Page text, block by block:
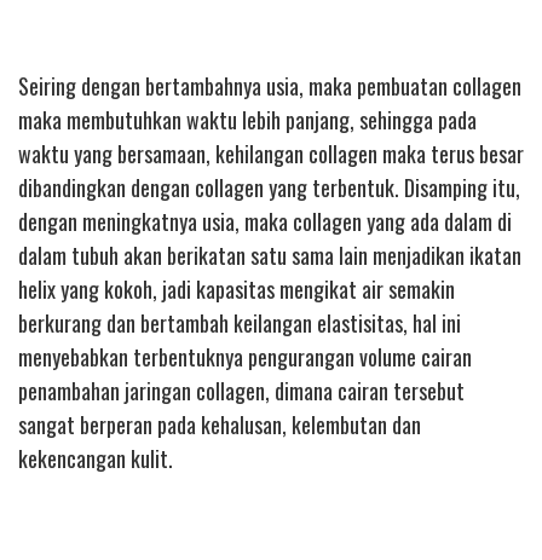
Seiring dengan bertambahnya usia, maka pembuatan collagen
maka membutuhkan waktu lebih panjang, sehingga pada
waktu yang bersamaan, kehilangan collagen maka terus besar
dibandingkan dengan collagen yang terbentuk. Disamping itu,
dengan meningkatnya usia, maka collagen yang ada dalam di
dalam tubuh akan berikatan satu sama lain menjadikan ikatan
helix yang kokoh, jadi kapasitas mengikat air semakin
berkurang dan bertambah keilangan elastisitas, hal ini
menyebabkan terbentuknya pengurangan volume cairan
penambahan jaringan collagen, dimana cairan tersebut
sangat berperan pada kehalusan, kelembutan dan
kekencangan kulit.